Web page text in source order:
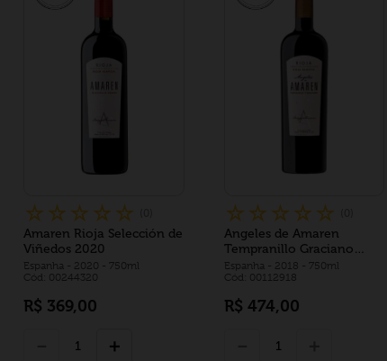
☆ ☆ ☆ ☆ ☆
Amaren Rioja Selección de
Viñedos 2020
Espanha - 2020 - 750ml
Cód: 00244320
R$ 369,00
＋
☆ ☆ ☆ ☆ ☆
Angeles de Amaren
Tempranillo Graciano
2018
Espanha- 2018 - 750ml
Cód: 00112918
R$ 474,00